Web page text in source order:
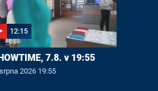
12:15
7.8. v 19:55
2026 19:55